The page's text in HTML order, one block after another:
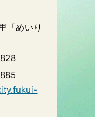
「めいり